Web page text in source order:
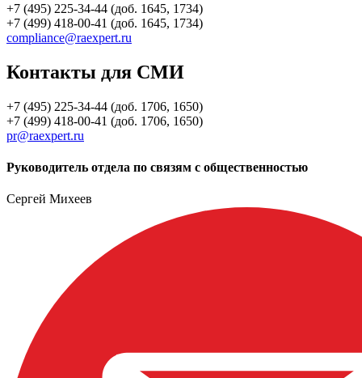
+7 (495) 225-34-44 (доб. 1645, 1734)
+7 (499) 418-00-41 (доб. 1645, 1734)
compliance@raexpert.ru
Контакты для СМИ
+7 (495) 225-34-44 (доб. 1706, 1650)
+7 (499) 418-00-41 (доб. 1706, 1650)
pr@raexpert.ru
Руководитель отдела по связям с общественностью
Сергей Михеев